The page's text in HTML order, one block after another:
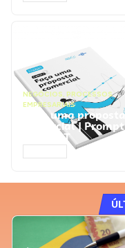
NEGÓCIOS, PROCESSOS
EMPRESARIAIS
Faça uma proposta
comercial |
ChatGPT